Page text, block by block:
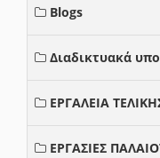
Blogs
Διαδικτυακά
ΕΡΓΑΛΕΙΑ
ΕΡΓΑΣΙΕΣ